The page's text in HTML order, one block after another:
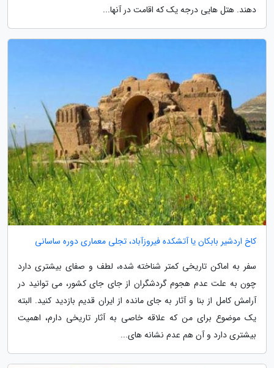
دهند. هتل هایی درجه یک که اقامت در آنها...
کاخ اردشیر بابکان یا آتشکده فیروزآباد، تجلی معماری دوره ساسانی
سفر به اماکن تاریخی کمتر شناخته شده، لطف و صفای بیشتری دارد
چون به علت عدم هجوم گردشگران از جای جای کشور، می توانید در
آرامش کامل از بنا و آثار به جای مانده از ایران قدیم بازدید کنید. البته
یک موضوع برای من که علاقه خاصی به آثار تاریخی دارم، اهمیت
بیشتری دارد و آن هم عدم نشانه های...